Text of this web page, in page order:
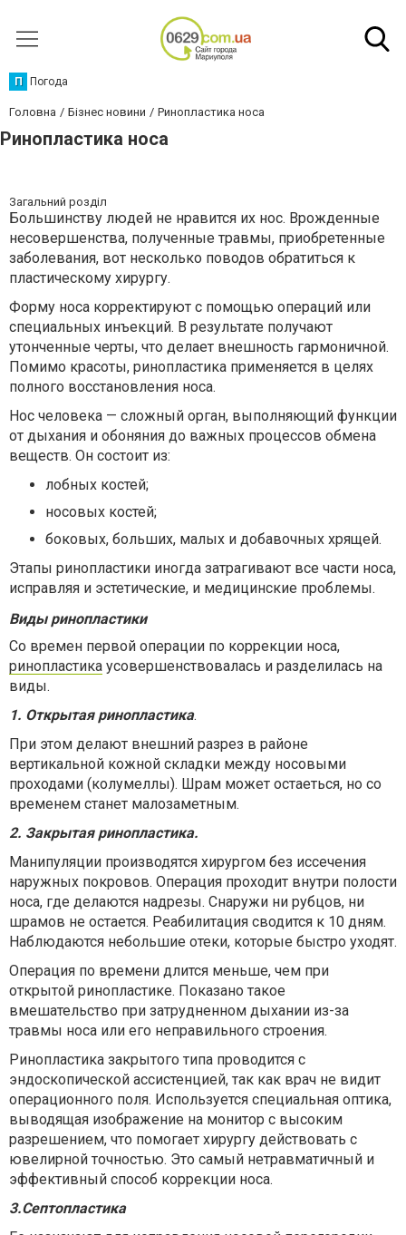
П Погода
Головна Бізнес новини Ринопластика носа
Ринопластика носа
Загальний розділ
Большинству людей не нравится их нос. Врожденные
несовершенства, полученные травмы, приобретенные
заболевания, вот несколько поводов обратиться к
пластическому хирургу.
Форму носа корректируют с помощью операций или
специальных инъекций. В результате получают
утонченные черты, что делает внешность гармоничной.
Помимо красоты, ринопластика применяется в целях
полного восстановления носа.
Нос человека — сложный орган, выполняющий функции
от дыхания и обоняния до важных процессов обмена
веществ. Он состоит из:
лобных костей;
носовых костей;
боковых, больших, малых и добавочных хрящей.
Этапы ринопластики иногда затрагивают все части носа,
исправляя и эстетические, и медицинские проблемы.
Виды ринопластики
Со времен первой операции по коррекции носа,
ринопластика усовершенствовалась и разделилась на
виды.
1. Открытая ринопластика.
При этом делают внешний разрез в районе
вертикальной кожной складки между носовыми
проходами (колумеллы). Шрам может остаеться, но со
временем станет малозаметным.
2. Закрытая ринопластика.
Манипуляции производятся хирургом без иссечения
наружных покровов. Операция проходит внутри полости
носа, где делаются надрезы. Снаружи ни рубцов, ни
шрамов не остается. Реабилитация сводится к 10 дням.
Наблюдаются небольшие отеки, которые быстро уходят.
Операция по времени длится меньше, чем при
открытой ринопластике. Показано такое
вмешательство при затрудненном дыхании из-за
травмы носа или его неправильного строения.
Ринопластика закрытого типа проводится с
эндоскопической ассистенцией, так как врач не видит
операционного поля. Используется специальная оптика,
выводящая изображение на монитор с высоким
разрешением, что помогает хирургу действовать с
ювелирной точностью. Это самый нетравматичный и
эффективный способ коррекции носа.
3.Септопластика